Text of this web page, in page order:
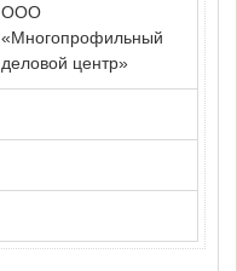
ООО
«Многопрофильный
деловой центр»